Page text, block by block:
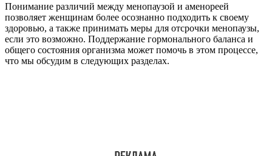
Понимание различий между менопаузой и аменореей
позволяет женщинам более осознанно подходить к своему
здоровью, а также принимать меры для отсрочки менопаузы,
если это возможно. Поддержание гормонального баланса и
общего состояния организма может помочь в этом процессе,
что мы обсудим в следующих разделах.